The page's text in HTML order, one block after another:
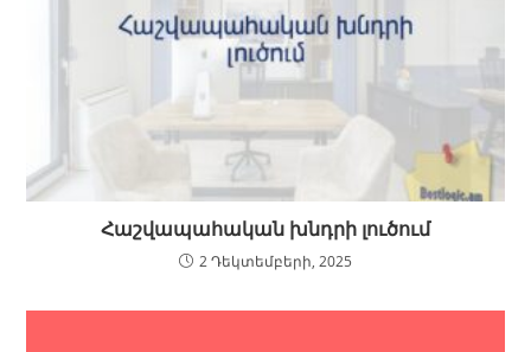
Հաշվապահական խնդրի լուծում
2 Դեկտեմբերի, 2025